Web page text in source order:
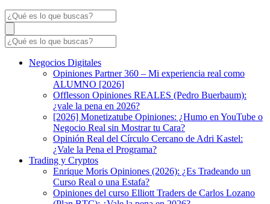
Negocios Digitales
Opiniones Partner 360 – Mi experiencia real como
ALUMNO [2026]
Offlesson Opiniones REALES (Pedro Buerbaum):
¿vale la pena en 2026?
[2026] Monetizatube Opiniones: ¿Humo en YouTube o
Negocio Real sin Mostrar tu Cara?
Opinión Real del Círculo Cercano de Adri Kastel:
¿Vale la Pena el Programa?
Trading y Cryptos
Enrique Moris Opiniones (2026): ¿Es Tradeando un
Curso Real o una Estafa?
Opiniones del curso Elliott Traders de Carlos Lozano